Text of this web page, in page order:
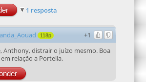
1 resposta
+1
118p
Anthony, distrair o juízo mesmo. Boa
relação a Portella.